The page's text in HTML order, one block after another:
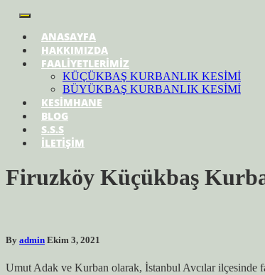
ANASAYFA
HAKKIMIZDA
FAALİYETLERİMİZ
KÜÇÜKBAŞ KURBANLIK KESİMİ
BÜYÜKBAŞ KURBANLIK KESİMİ
KESİMHANE
BLOG
S.S.S
İLETİŞİM
Firuzköy Küçükbaş
By admin Ekim 3, 2021
Umut Adak ve Kurban olarak, İstanbul Avcılar ilçesinde